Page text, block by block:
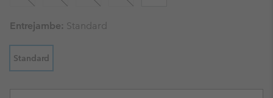
Entrejambe: Standard
Standard